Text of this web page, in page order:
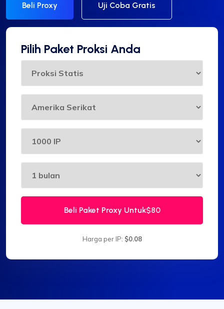
Beli Proxy Uji Coba Gratis
Pilih Paket Proksi Anda
Beli Paket Proxy Untuk$80
Harga per IP: $0.08